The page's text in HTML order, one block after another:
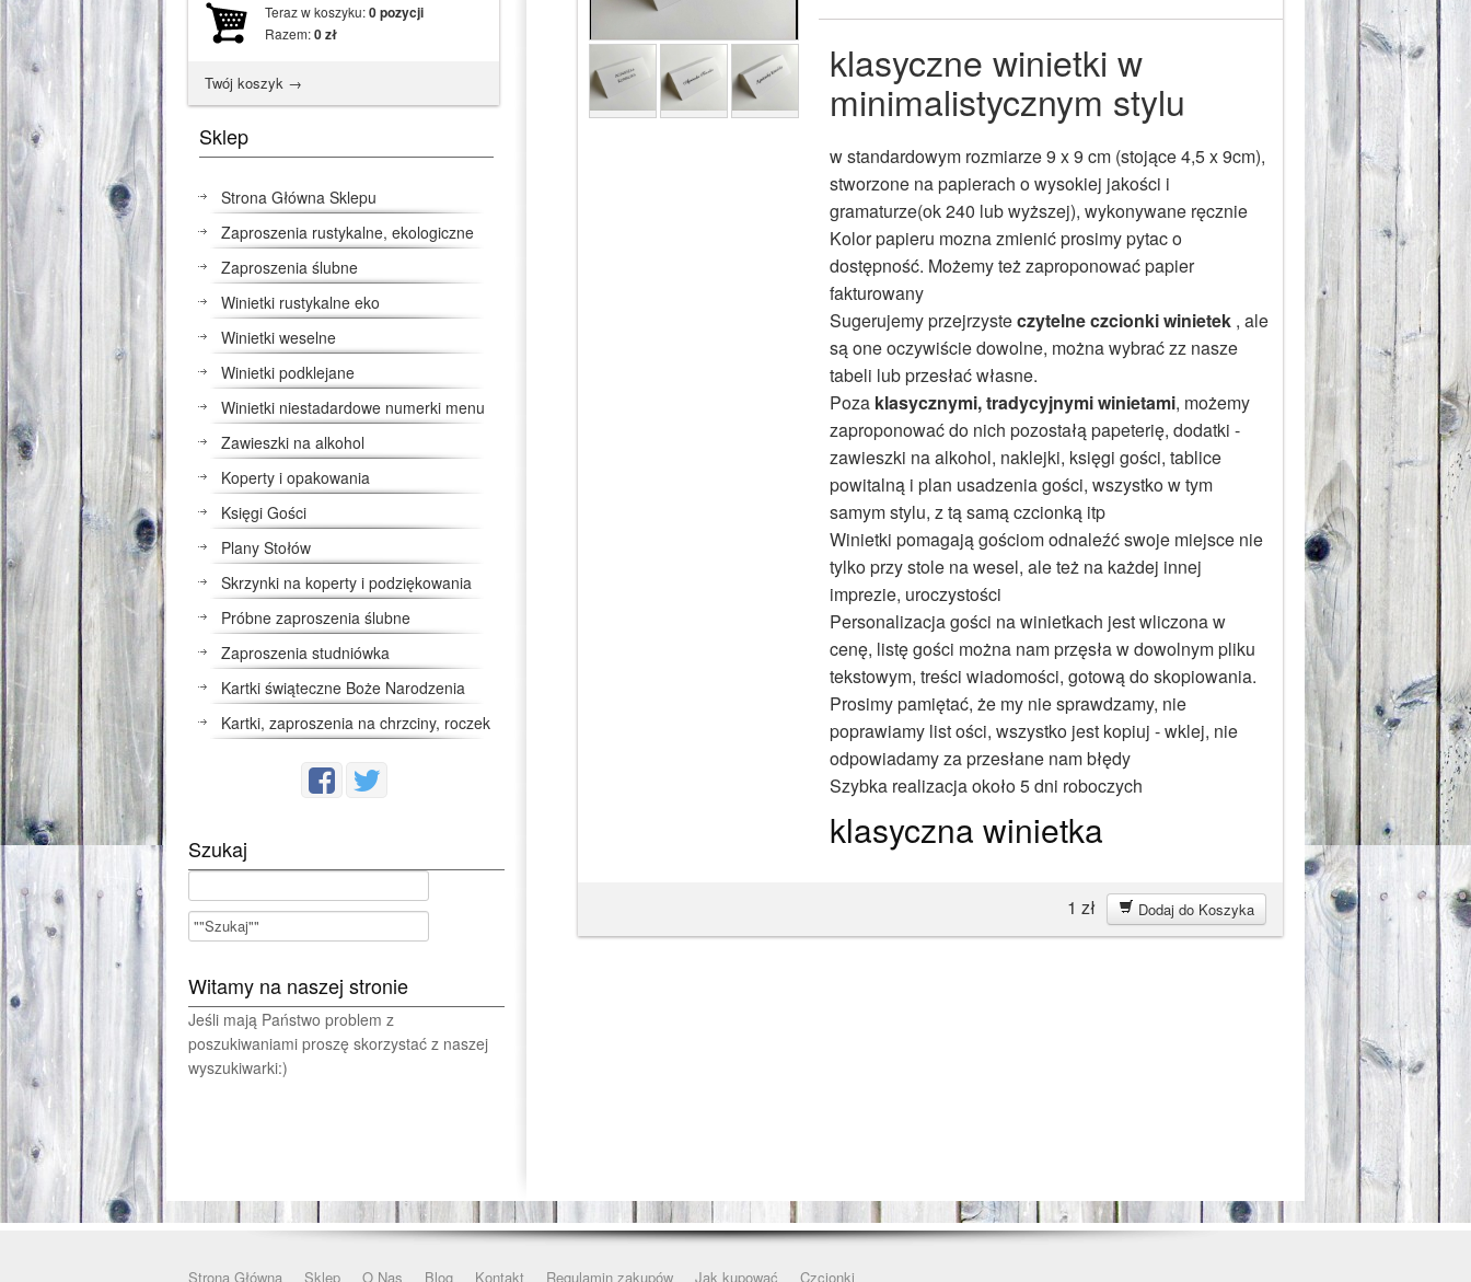
Teraz w koszyku:0pozycji
Razem:0zł
Twój koszyk →
Sklep
Strona Główna Sklepu
Zaproszenia rustykalne, ekologiczne
Zaproszenia ślubne
Winietki rustykalne eko
Winietki weselne
Winietki podklejane
Winietki niestadardowe numerki menu
Zawieszki na alkohol
Koperty i opakowania
Księgi Gości
Plany Stołów
Skrzynki na koperty i podziękowania
Próbne zaproszenia ślubne
Zaproszenia studniówka
Kartki świąteczne Boże Narodzenia
Kartki, zaproszenia na chrzciny, roczek
Szukaj
Witamy na naszej stronie
Jeśli mają Państwo problem z
poszukiwaniami proszę skorzystać z naszej
wyszukiwarki:)
klasyczne winietki w
minimalistycznym stylu
w standardowym rozmiarze 9 x 9 cm (stojące 4,5 x 9cm),
stworzone na papierach o wysokiej jakości i
gramaturze(ok 240 lub wyższej), wykonywane ręcznie
Kolor papieru mozna zmienić prosimy pytac o
dostępność. Możemy też zaproponować papier
fakturowany
Sugerujemy przejrzysteczytelne czcionki winietek, ale
są one oczywiście dowolne, można wybrać zz nasze
tabeli lub przesłać własne.
Poza klasycznymi, tradycyjnymi winietami, możemy
zaproponować do nich pozostałą papeterię, dodatki -
zawieszki na alkohol, naklejki, księgi gości, tablice
powitalną i plan usadzenia gości, wszystko w tym
samym stylu, z tą samą czcionką itp
Winietki pomagają gościom odnaleźć swoje miejsce nie
tylko przy stole na wesel, ale też na każdej innej
imprezie, uroczystości
Personalizacja gości na winietkach jest wliczona w
cenę, listę gości można nam przęsła w dowolnym pliku
tekstowym, treści wiadomości, gotową do skopiowania.
Prosimy pamiętać, że my nie sprawdzamy, nie
poprawiamy list ości, wszystko jest kopiuj - wklej, nie
odpowiadamy za przesłane nam błędy
Szybka realizacja około 5 dni roboczych
klasyczna winietka
Dodaj do Koszyka
1 zł
Strona Główna Sklep O Nas Blog Kontakt Regulamin zakupów Jak kupować Czcionki